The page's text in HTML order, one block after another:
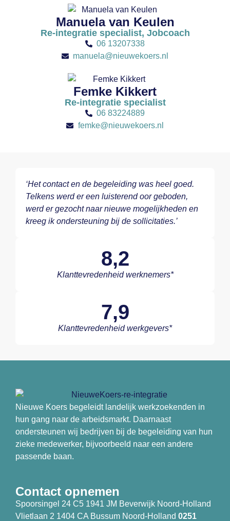
Manuela van Keulen
Re-integratie specialist, Jobcoach
06 13207338
manuela@nieuwekoers.nl
Femke Kikkert
Re-integratie specialist
06 83224889
femke@nieuwekoers.nl
‘Het contact en de begeleiding was heel goed.
Telkens werd er een luisterend oor geboden,
werd er gezocht naar nieuwe mogelijkheden en
kreeg ik ondersteuning bij de sollicitaties.’
8,2
Klanttevredenheid werknemers*
7,9
Klanttevredenheid werkgevers*
Nieuwe Koers begeleidt landelijk werkzoekenden in
hun gang naar de arbeidsmarkt. Daarnaast
ondersteunen wij bedrijven bij de begeleiding van hun
zieke medewerker, bijvoorbeeld naar een andere
passende baan.
Contact opnemen
Spoorsingel 24 C5 1941 JM Beverwijk Noord-Holland
Vlietlaan 2 1404 CA Bussum Noord-Holland 0251